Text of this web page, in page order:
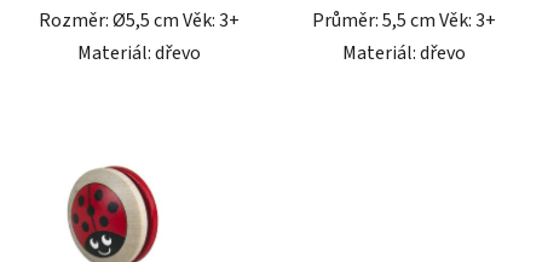
Rozměr: Ø5,5 cm Věk: 3+
Materiál: dřevo
Průměr: 5,5 cm Věk: 3+
Materiál: dřevo